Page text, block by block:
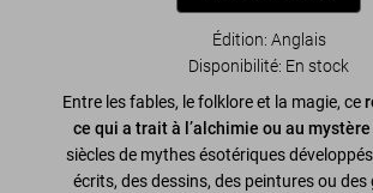
Édition: Anglais
Disponibilité: En stock
Entre les fables, le folklore et la magie, ce
ce qui a trait à l’alchimie ou au mystère
siècles de mythes ésotériques
écrits, des dessins, des peintures ou des